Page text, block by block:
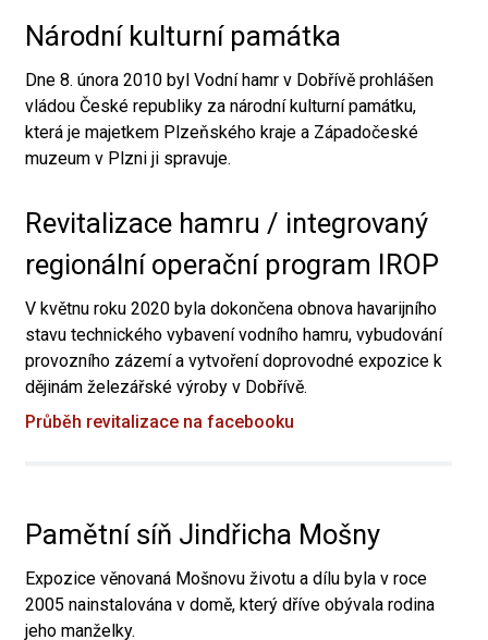
Národní kulturní památka
Dne 8. února 2010 byl Vodní hamr v Dobřívě prohlášen
vládou České republiky za národní kulturní památku,
která je majetkem Plzeňského kraje a Západočeské
muzeum v Plzni ji spravuje.
Revitalizace hamru / integrovaný
regionální operační program IROP
V květnu roku 2020 byla dokončena obnova havarijního
stavu technického vybavení vodního hamru, vybudování
provozního zázemí a vytvoření doprovodné expozice k
dějinám železářské výroby v Dobřívě.
Průběh revitalizace na facebooku
Pamětní síň Jindřicha Mošny
Expozice věnovaná Mošnovu životu a dílu byla v roce
2005 nainstalována v domě, který dříve obývala rodina
jeho manželky.